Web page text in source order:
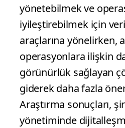
yönetebilmek ve
iyileştirebilmek için
araçlarına yönelirken,
operasyonlara ilişkin
görünürlük sağlayan
giderek daha fazla
Araştırma sonuçları,
yönetiminde